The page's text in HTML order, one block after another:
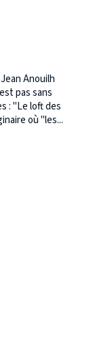
Anouilh
pas sans
: "Le loft des
où "les...